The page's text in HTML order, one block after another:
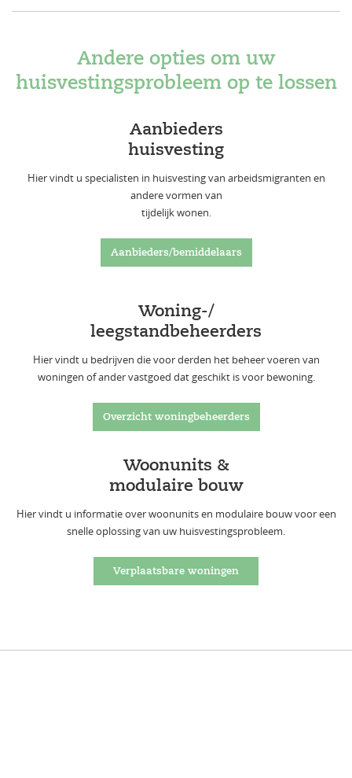
Andere opties om uw
huisvestingsprobleem op te lossen
Aanbieders
huisvesting
Hier vindt u specialisten in huisvesting van arbeidsmigranten en
andere vormen van
tijdelijk wonen.
Aanbieders/bemiddelaars
Woning-/
leegstandbeheerders
Hier vindt u bedrijven die voor derden het beheer voeren van
woningen of ander vastgoed dat geschikt is voor bewoning.
Overzicht woningbeheerders
Woonunits &
modulaire bouw
Hier vindt u informatie over woonunits en modulaire bouw voor een
snelle oplossing van uw huisvestingsprobleem.
Verplaatsbare woningen